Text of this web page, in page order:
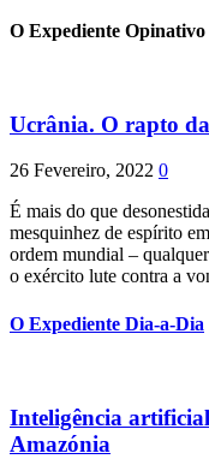
O Expediente Opinativo
Ucrânia. O rapto
26 Fevereiro, 2022 0
É mais do que
mesquinhez de espírito
ordem mundial –
o exército lute contra a
O Expediente Dia-a-Dia
Inteligência
Amazónia